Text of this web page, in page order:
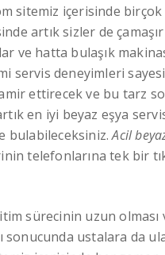
sitemiz içerisinde
artık sizler de
ve hatta bulaşık
servis deneyimleri
ettirecek ve bu tarz
en iyi beyaz eşya
bulabileceksiniz.Acil
telefonlarına tek bir
sürecinin uzun olması
sonucunda ustalara da